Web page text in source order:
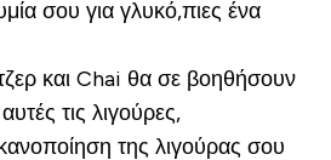
σου για γλυκό,πιες ένα
και Chai θα σε βοηθήσουν
τις λιγούρες,
της λιγούρας σου